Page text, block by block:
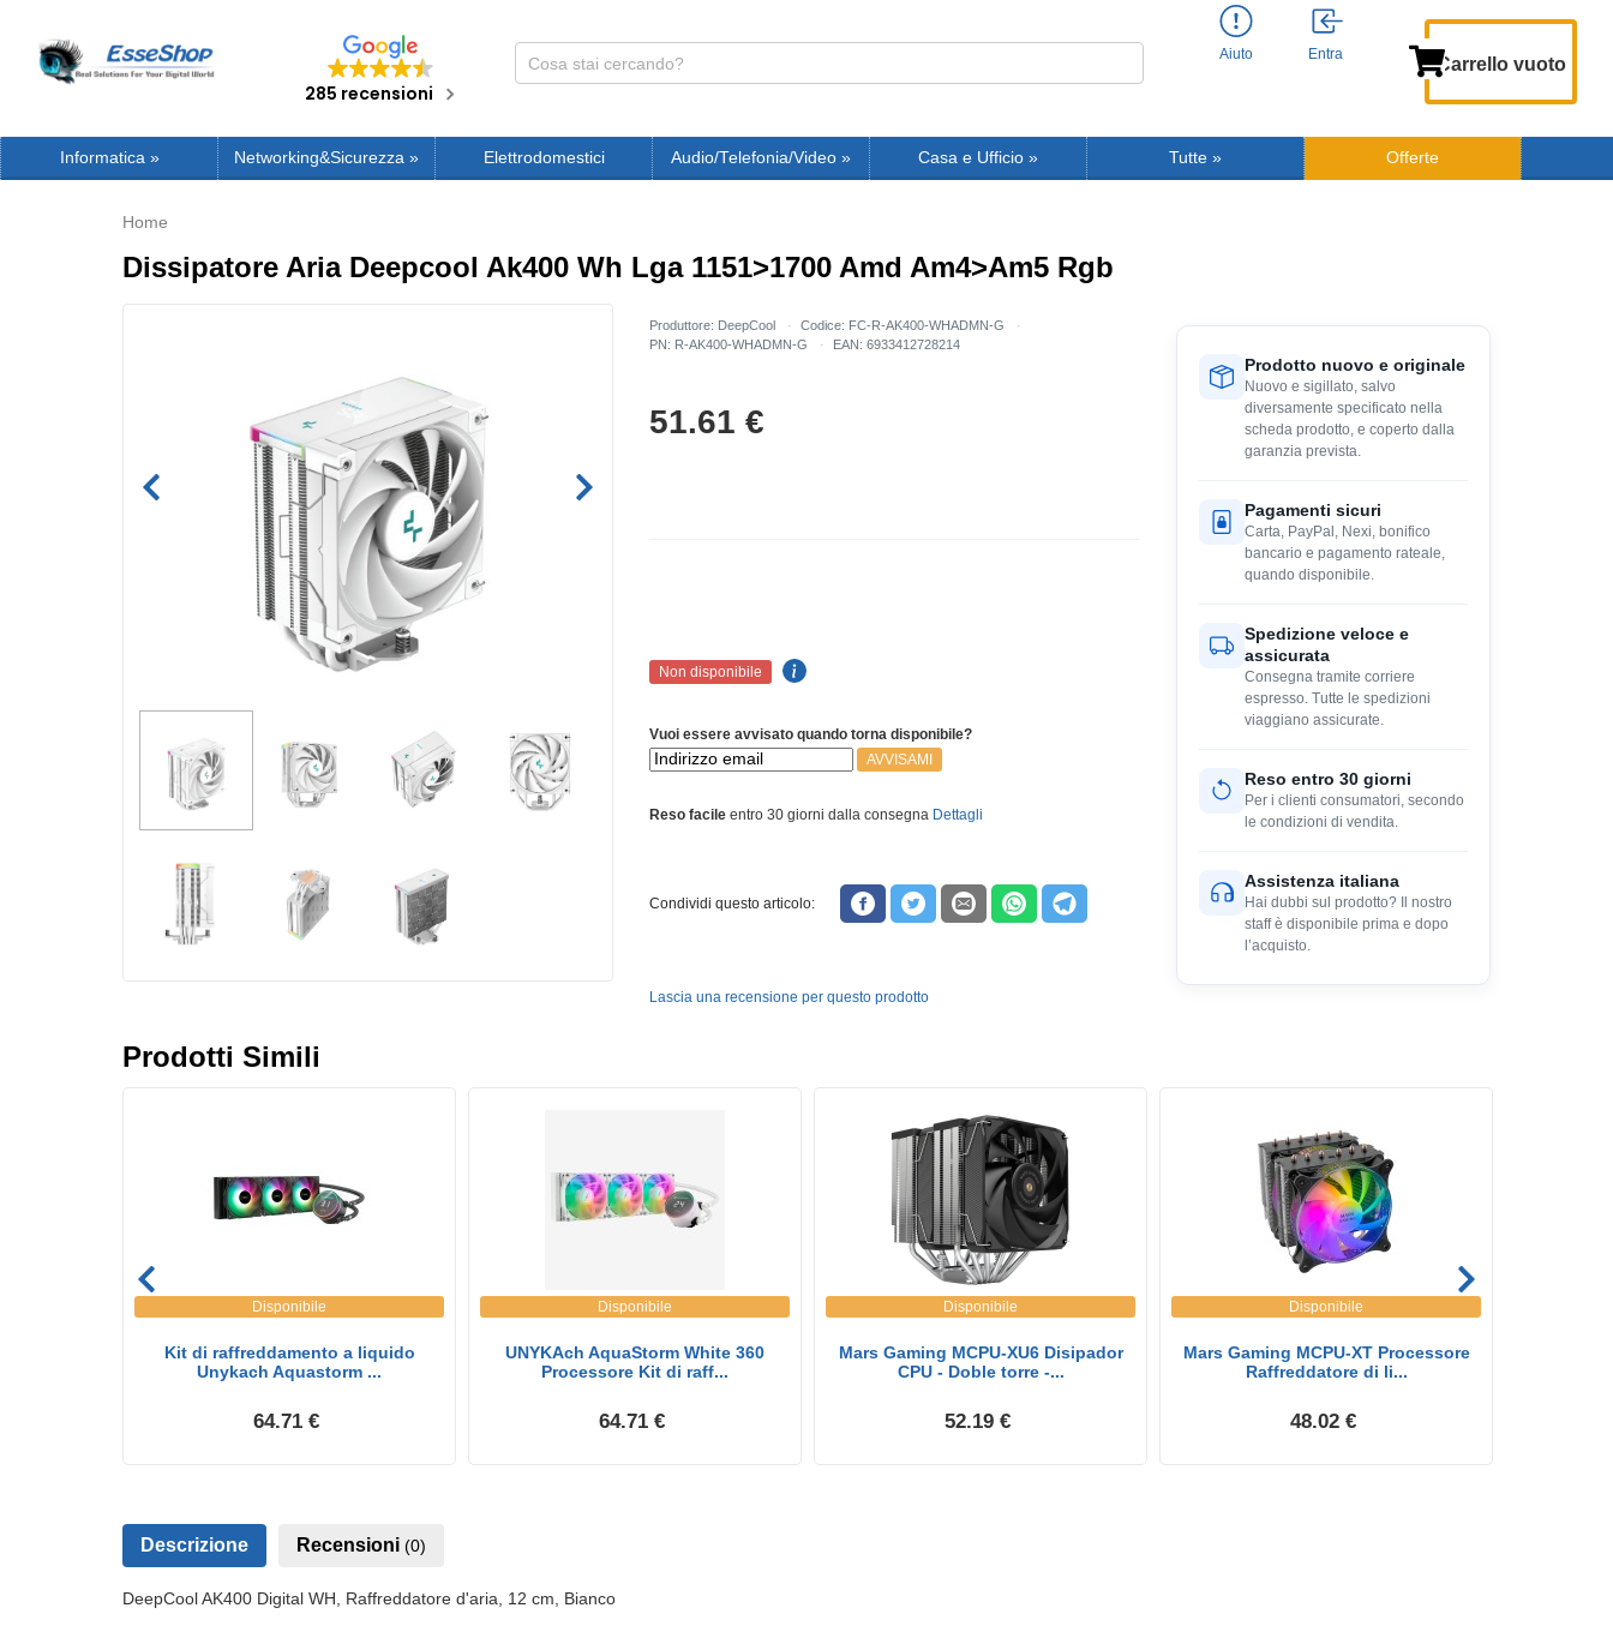
285 recensioni
Aiuto Entra Carrello vuoto
Informatica» Networking&Sicurezza » Elettrodomestici Audio/Telefonia/Video » Casa e Ufficio » Tutte » Offerte
Home
Dissipatore Aria Deepcool Ak400 Wh Lga 1151>1700 Amd Am4>Am5 Rgb
Produttore: DeepCool
Codice: FC-R-AK400-WHADMN-G
PN: R-AK400-WHADMN-G
EAN: 6933412728214
51.61 €
Non disponibile
Vuoi essere avvisato quando torna disponibile?
AVVISAMI
Reso facileentro 30 giorni dalla consegna Dettagli
Condividi questo articolo:
Lascia una recensione per questo prodotto
Prodotto nuovo e originale
Nuovo e sigillato, salvo
diversamente specificato nella
scheda prodotto, e coperto dalla
garanzia prevista.
Pagamenti sicuri
Carta, PayPal, Nexi, bonifico
bancario e pagamento rateale,
quando disponibile.
Spedizione veloce e
assicurata
Consegna tramite corriere
espresso. Tutte le spedizioni
viaggiano assicurate.
Reso entro 30 giorni
Per i clienti consumatori, secondo
le condizioni di vendita.
Assistenza italiana
Hai dubbi sul prodotto? Il nostro
staff è disponibile prima e dopo
l’acquisto.
Prodotti Simili
Disponibile
Kit di raffreddamento a liquido
Unykach Aquastorm ...
64.71 €
Disponibile
UNYKAch AquaStorm White 360
Processore Kit di raff...
64.71 €
Disponibile
Mars Gaming MCPU-XU6 Disipador
CPU - Doble torre -...
52.19 €
Disponibile
Mars Gaming MCPU-XT Processore
Raffreddatore di li...
48.02 €
Descrizione Recensioni (0)
DeepCool AK400 Digital WH, Raffreddatore d'aria, 12 cm, Bianco